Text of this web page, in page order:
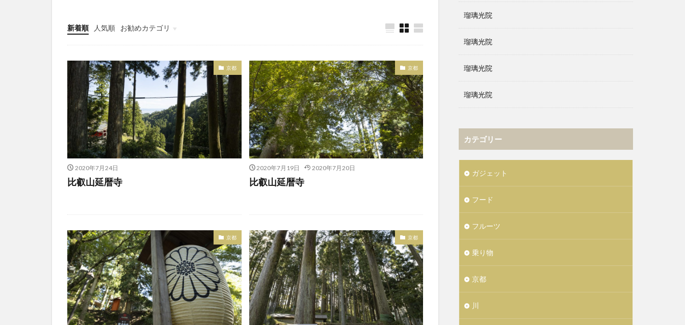
新着順 人気順
お勧めカテゴリ
未分類
京都
2020年7月24日
比叡山延暦寺
京都
2020年7月19日 2020年7月20日
比叡山延暦寺
京都 京都
瑠璃光院
瑠璃光院
瑠璃光院
瑠璃光院
カテゴリー
ガジェット
フード
フルーツ
乗り物
京都
川